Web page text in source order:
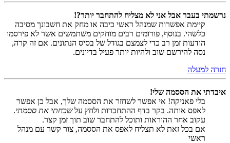
נרשמתי בעבר אבל אני לא מצליח להתחבר יותר?!
קיימת אפשרות שמנהל ראשי כיבה או מחק את חשבונך מסיבה
כלשהי. בנוסף, פורומים רבים מוחקים משתמשים אשר לא פירסמו
הודעות זמן רב כדי לצמצם בגודל של בסיס הנתונים. אם זה קרה,
נסה להירשם שוב ולהיות יותר פעיל בדיונים.
חזרה למעלה
איבדתי את הססמה שלי!
בלי פאניקה! אי אפשר לשחזר את הססמה שלך, אבל כן אפשר
לאפס אותה. בקר בדף ההתחברות ולחץ עלשכחתי את ססמתי.
עקוב אחר ההוראות ותוכל להתחבר שוב תוך זמן קצר.
אם בכל זאת לא תצליח לאפס את הססמה, צור קשר עם מנהל
ראשי